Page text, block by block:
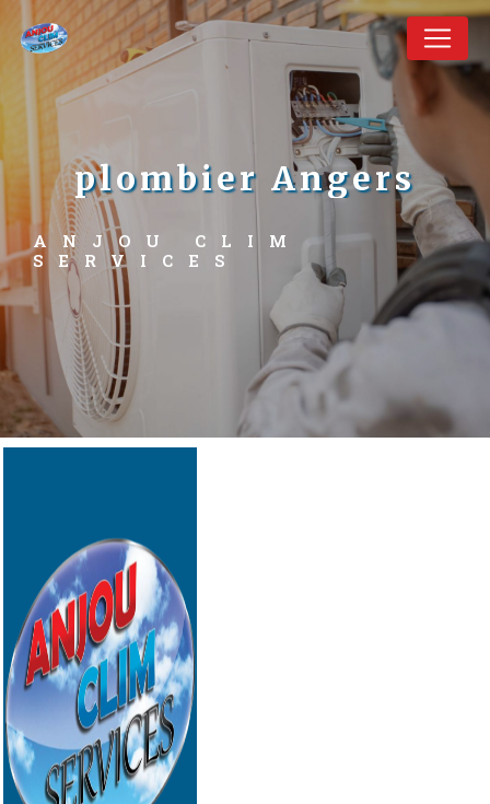
plombier Angers
ANJOU CLIM
SERVICES
Panneau de gestion des cookies